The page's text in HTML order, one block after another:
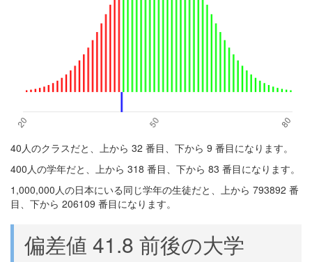
40人のクラスだと、上から 32 番目、下から 9 番目になります。
400人の学年だと、上から 318 番目、下から 83 番目になります。
1,000,000人の日本にいる同じ学年の生徒だと、上から 793892 番
目、下から 206109 番目になります。
偏差値 41.8 前後の大学